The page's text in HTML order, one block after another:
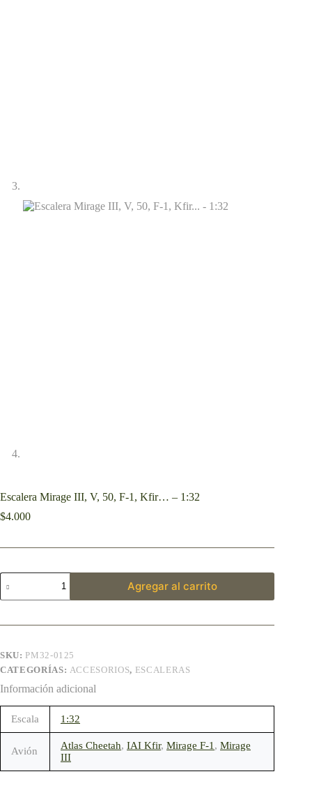
Escalera Mirage III, V, 50, F-1, Kfir… – 1:32
$4.000
Agregar al carrito
SKU: PM32-0125
CATEGORÍAS: ACCESORIOS, ESCALERAS
Información adicional
Escala 1:32
Avión Atlas Cheetah, IAI Kfir, Mirage F-1 , Mirage
III